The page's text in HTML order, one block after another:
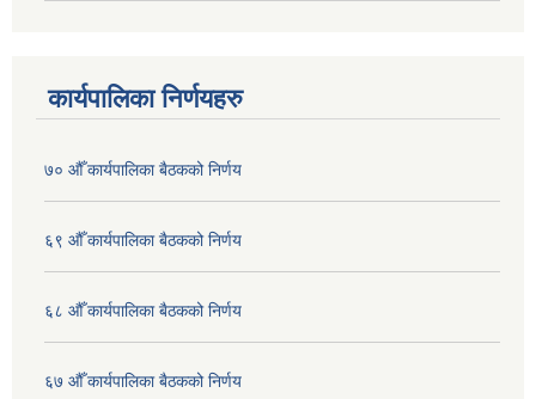
कार्यपालिका निर्णयहरु
७० औँ कार्यपालिका बैठकको निर्णय
६९ औँ कार्यपालिका बैठकको निर्णय
६८ औँ कार्यपालिका बैठकको निर्णय
६७ औँ कार्यपालिका बैठकको निर्णय